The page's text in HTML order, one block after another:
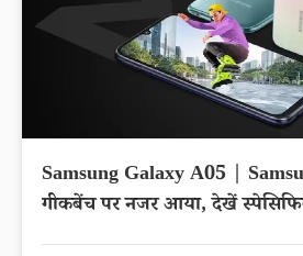
Samsung Galaxy A05 |
गीकबेंच पर नजर आया, देखें